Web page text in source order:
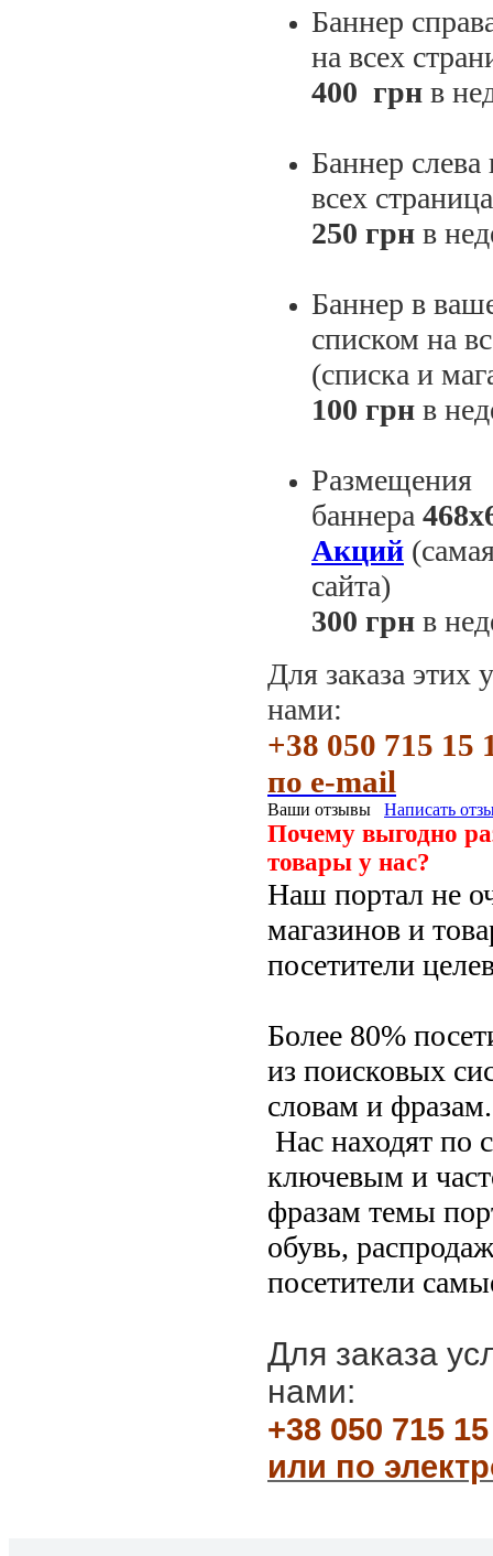
Баннер
на всех
400 грн в
Баннер
всех
250 грн в
Баннер в
списком на
(списка и
100 грн в
Размещения
баннера
Акций
сайта)
300 грн в
Для заказа этих
нами:
+38 050 715 15
по e-mail
Ваши отзывы Написать
Почему выгодно
товары у нас?
Наш портал не
магазинов и
посетители
Более 80%
из поисковых
словам и фразам.
Нас находят
ключевым и
фразам темы
обувь,
посетители
Для заказа
нами:
+38 050 715
или по